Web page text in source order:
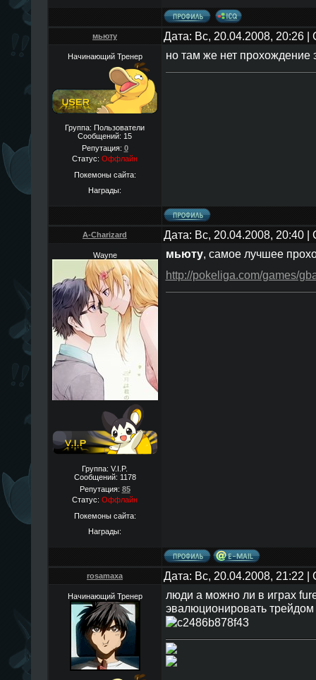
мьюту Дата: Вс, 20.04.2008, 20:26
Начинающий Тренер
Группа: Пользователи
Сообщений: 15
Репутация: 0
Статус: Оффлайн
Покемоны сайта:
Награды:
но там же нет прохождение
A-Charizard Дата: Вс, 20.04.2008, 20:40
Wayne
Группа: V.I.P.
Сообщений: 1178
Репутация: 85
Статус: Оффлайн
Покемоны сайта:
Награды:
мьюту, самое лучшее
http://pokeliga.com/games/
rosamaxa Дата: Вс, 20.04.2008, 21:22
Начинающий Тренер
люди а можно ли в играх
эвалюционировать трейдом